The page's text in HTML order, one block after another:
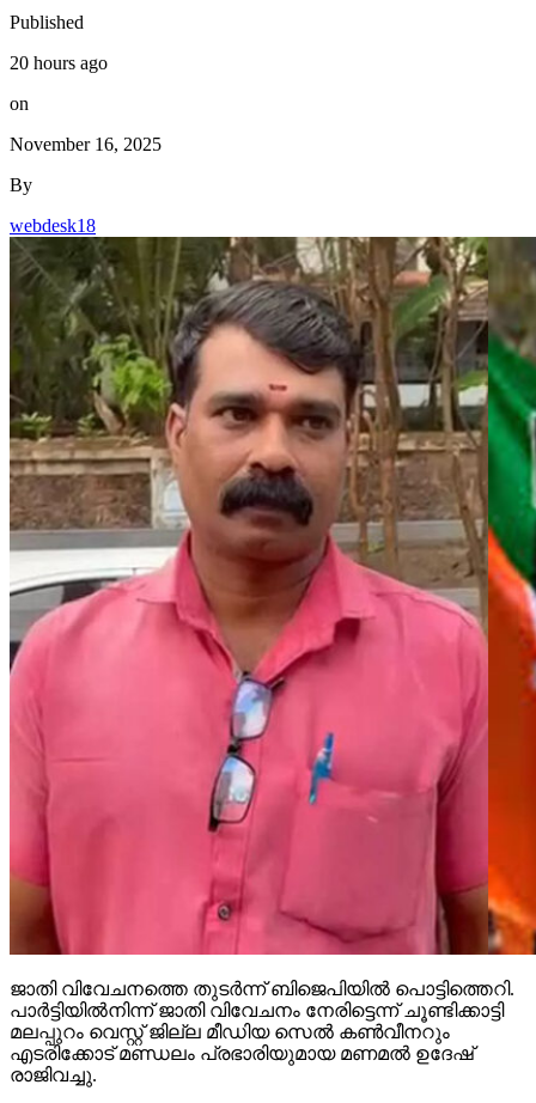
Published
20 hours ago
on
November 16, 2025
By
webdesk18
ജാതി വിവേചനത്തെ തുടര്‍ന്ന് ബിജെപിയില്‍ പൊട്ടിത്തെറി.
പാര്‍ട്ടിയില്‍നിന്ന് ജാതി വിവേചനം നേരിട്ടെന്ന് ചൂണ്ടിക്കാട്ടി
മലപ്പുറം വെസ്റ്റ് ജില്ല മീഡിയ സെല്‍ കണ്‍വീനറും
എടരിക്കോട് മണ്ഡലം പ്രഭാരിയുമായ മണമല്‍ ഉദേഷ്
രാജിവച്ചു.